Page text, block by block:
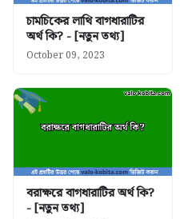
চামচিকের লাথি বাগধারাটির
অর্থ কি? - [নতুন তথ্য]
October 09, 2023
বরাক্ষরে বাগধারাটির অর্থ কি?
- [নতুন তথ্য]